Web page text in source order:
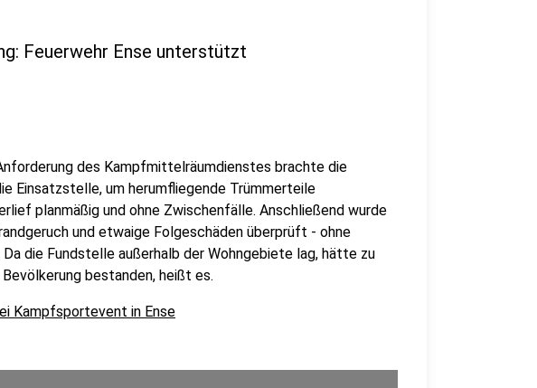
Feuerwehr Ense unterstützt
des Kampfmittelräumdienstes brachte die
Einsatzstelle, um herumfliegende Trümmerteile
planmäßig und ohne Zwischenfälle. Anschließend wurde
und etwaige Folgeschäden überprüft - ohne
Da die Fundstelle außerhalb der Wohngebiete lag, hätte zu
bestanden, heißt es.
Kampfsportevent in Ense